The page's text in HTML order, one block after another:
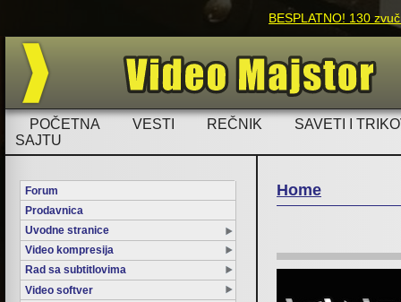
BESPLATNO! 130
POČETNA VESTI REČNIK
SAVETI I
SAJTU
Forum
Prodavnica
Uvodne stranice
Video kompresija
Rad sa subtitlovima
Video softver
Home